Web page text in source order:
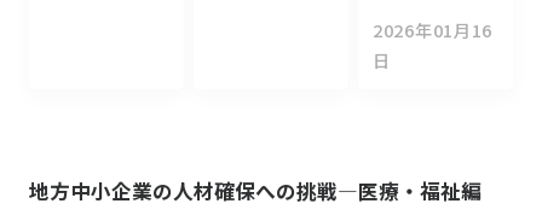
2026年01月16
日
地方中小企業の人材確保への挑戦―医療・福祉編